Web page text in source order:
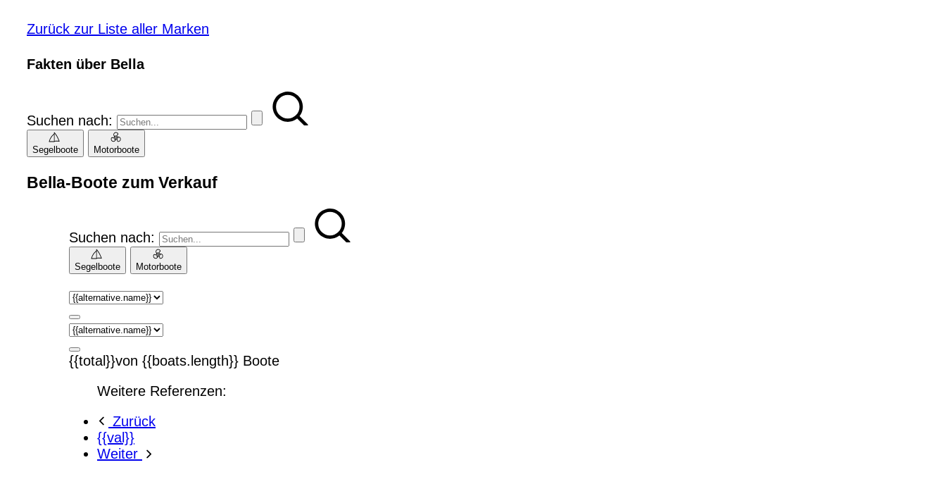
Zurück zur Liste aller Marken
Fakten über Bella
Suchen nach:
Segelboote Motorboote
Bella-Boote zum Verkauf
Suchen nach:
Segelboote Motorboote
{{total}}von {{boats.length}} Boote
Weitere Referenzen:
Zurück
{{val}}
Weiter